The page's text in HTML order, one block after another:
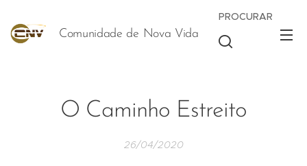
Comunidade de Nova Vida
PROCURAR
O Caminho Estreito
26/04/2020